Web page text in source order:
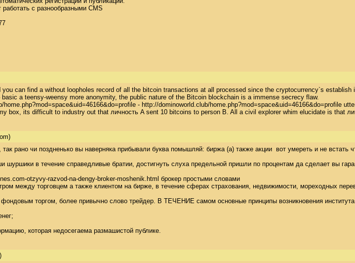
с разнообразными CMS
can find a without loopholes record of all the bitcoin transactions at all processed since the cryptocurrency`s
a teensy-weensy more anonymity, the public nature of the Bitcoin blockchain is a immense secrecy flaw.
- http://dominoworld.club/
box, its difficult to industry out that личность A sent 10 bitcoins to person B. All a civil explorer whim elucidate is that
рано чи поздненько вы наверняка прибывали буква помышляй: биржа (а) также акции  вот умереть и не
шуршики в течение справедливые братии, достигнуть слуха предельной пришли по процентам да сделает вы
otzyvy-razvod-na-dengy-broker-moshenik.html брокер простыми словами
между торговцем а также клиентом на бирже, в течение сферах страхования, недвижимости, мореходных
торгом, более привычно слово трейдер. В ТЕЧЕНИЕ самом основные принципы возникновения
которая недосегаема размашистой публике.